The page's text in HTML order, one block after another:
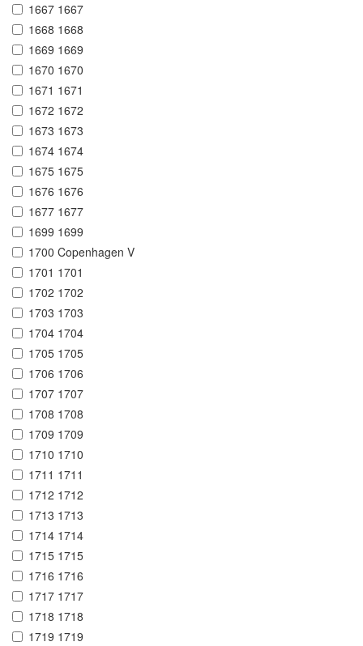
1667 1667
1668 1668
1669 1669
1670 1670
1671 1671
1672 1672
1673 1673
1674 1674
1675 1675
1676 1676
1677 1677
1699 1699
1700 Copenhagen V
1701 1701
1702 1702
1703 1703
1704 1704
1705 1705
1706 1706
1707 1707
1708 1708
1709 1709
1710 1710
1711 1711
1712 1712
1713 1713
1714 1714
1715 1715
1716 1716
1717 1717
1718 1718
1719 1719